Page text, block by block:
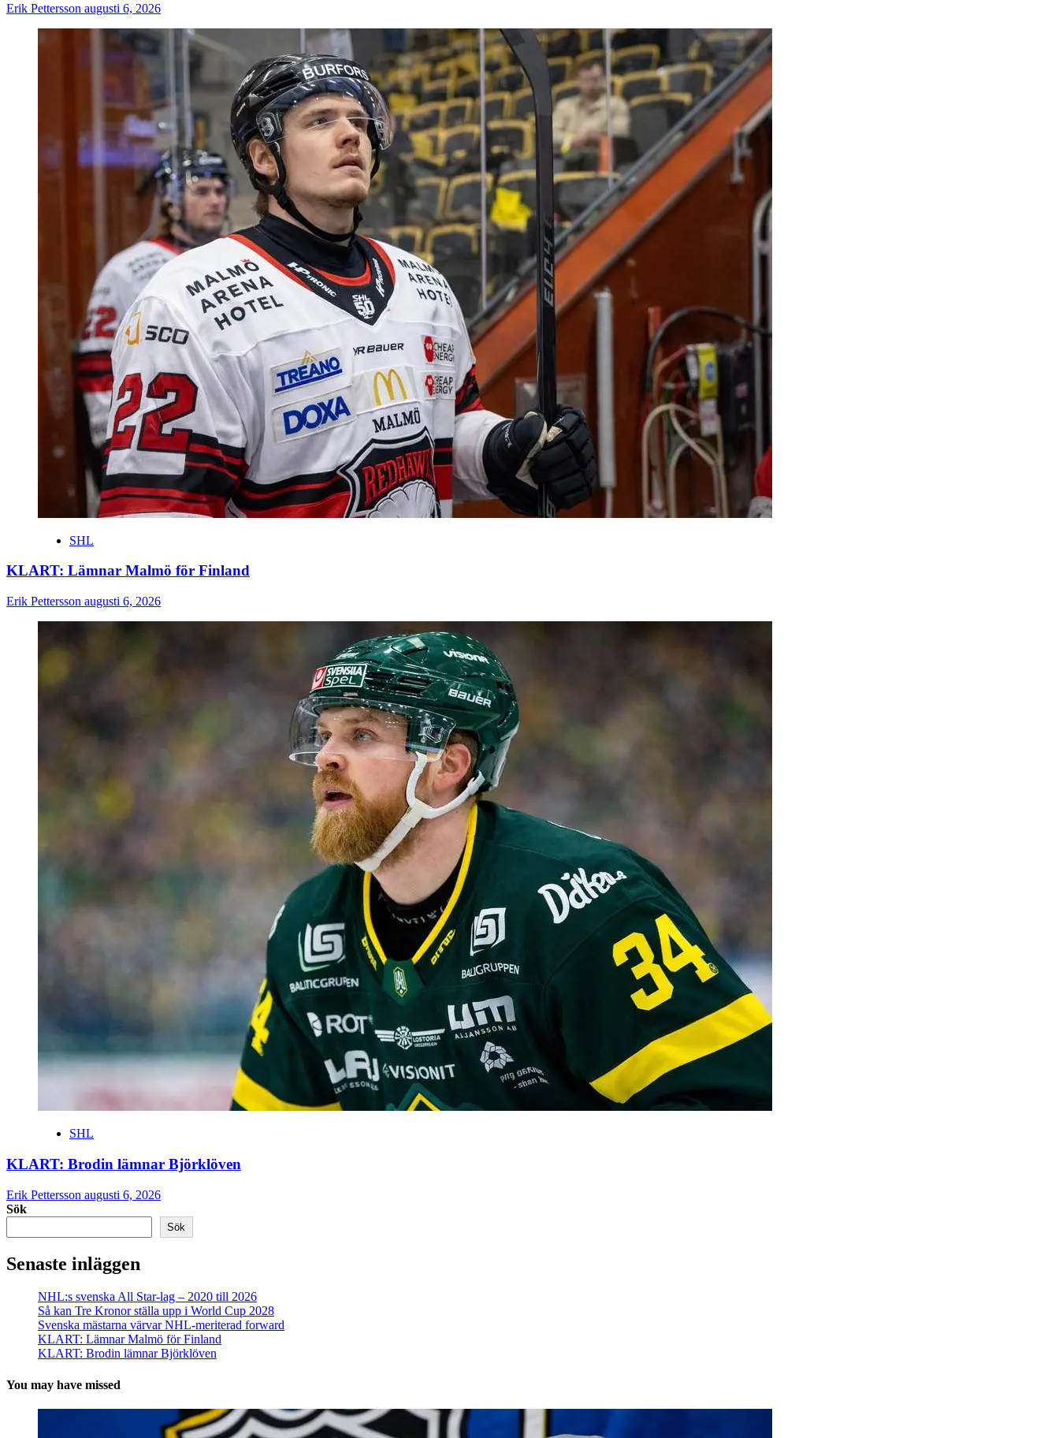
Erik Pettersson augusti 6, 2026
SHL
KLART: Lämnar Malmö för Finland
Erik Pettersson augusti 6, 2026
SHL
KLART: Brodin lämnar Björklöven
Erik Pettersson augusti 6, 2026
Sök
Sök
Senaste inläggen
NHL:s svenska All Star-lag – 2020 till 2026
Så kan Tre Kronor ställa upp i World Cup 2028
Svenska mästarna värvar NHL-meriterad forward
KLART: Lämnar Malmö för Finland
KLART: Brodin lämnar Björklöven
You may have missed